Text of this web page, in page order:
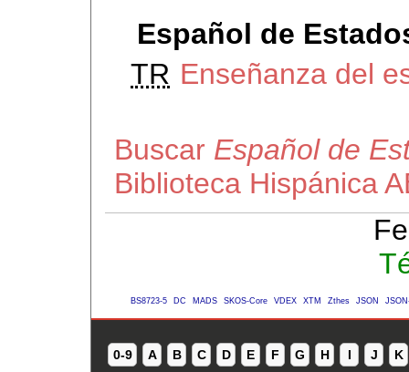
Español de
TR Enseñanza del
Buscar Español de
Biblioteca Hispánica
BS8723-5 DC MADS SKOS-Core VDEX XTM Zthes JSON
0-9 A B C D E F G H I J K